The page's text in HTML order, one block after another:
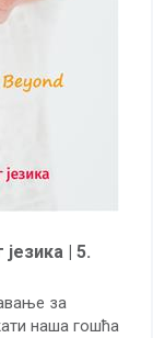
| 5.
за
наша гошћа